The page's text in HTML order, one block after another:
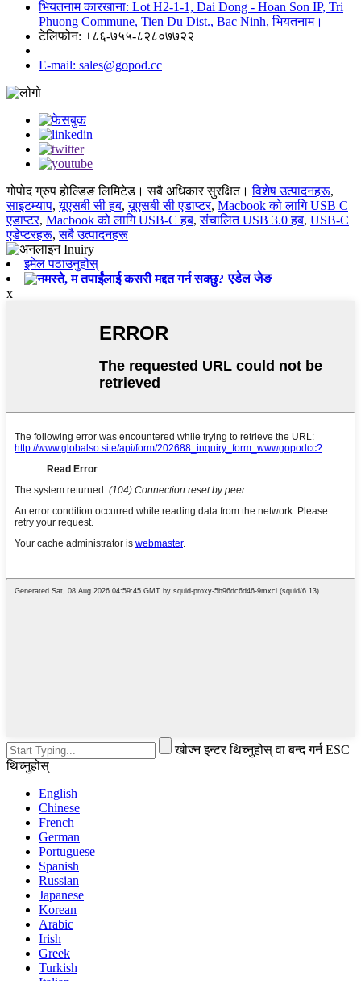
भियतनाम कारखाना: Lot H2-1-1, Dai Dong - Hoan Son IP, Tri
Phuong Commune, Tien Du Dist., Bac Ninh, भियतनाम।
टेलिफोन: +८६-७५५-८२८०७७२२
E-mail: sales@gopod.cc
गोपोद ग्रुप होल्डिङ लिमिटेड। सबै अधिकार सुरक्षित। विशेष उत्पादनहरू,
साइटम्याप,यूएसबी सी हब,यूएसबी सी एडाप्टर, Macbook को लागि USB C
एडाप्टर, Macbook को लागि USB-C हब,संचालित USB 3.0 हब, USB-C
एडेप्टरहरू,सबै उत्पादनहरू
इमेल पठाउनुहोस्
एडेल जेङ
x
खोज्न इन्टर थिच्नुहोस् वा बन्द गर्न ESC
थिच्नुहोस्
English
Chinese
French
German
Portuguese
Spanish
Russian
Japanese
Korean
Arabic
Irish
Greek
Turkish